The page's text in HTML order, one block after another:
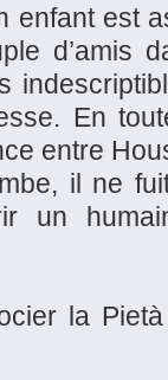
enfant est
d’amis
En
entre
il ne
un
la